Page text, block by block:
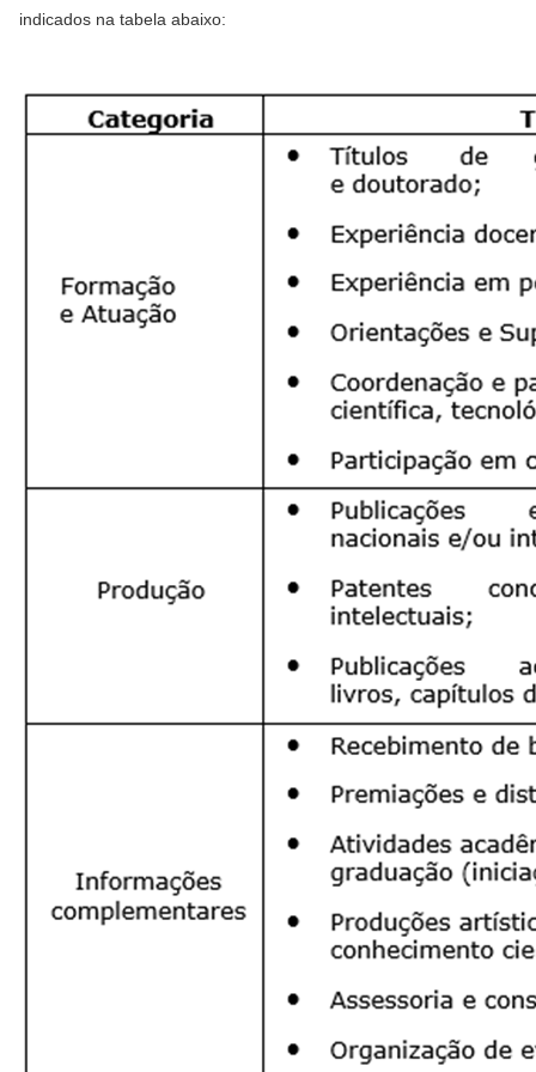
indicados na tabela abaixo: